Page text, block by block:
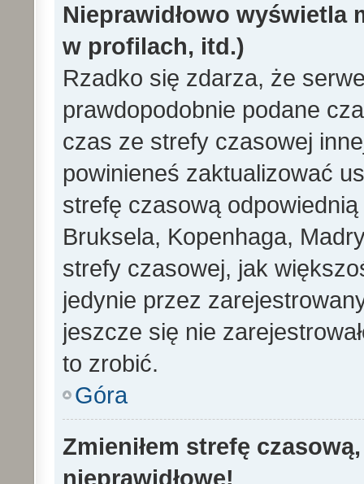
Nieprawidłowo wyświetla
w profilach, itd.)
Rzadko się zdarza, że
prawdopodobnie podane
czas ze strefy czasowej
powinieneś zaktualizować
strefę czasową
Bruksela, Kopenhaga,
strefy czasowej, jak
jedynie przez
jeszcze się nie
to zrobić.
Góra
Zmieniłem strefę
nieprawidłowe!